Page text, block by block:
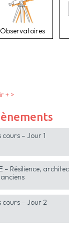
Observatoires
+ >
cours – Jour 1
– Résilience,
cours – Jour 2